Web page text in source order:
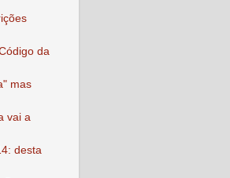
da
mas
vai a
desta